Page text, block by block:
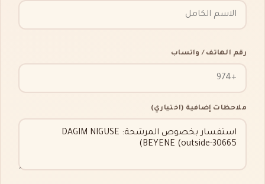
رقم الهاتف / واتساب
ملاحظات إضافية (اختياري)